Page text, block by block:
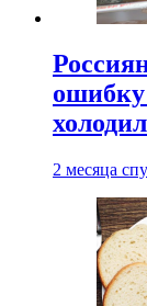
ошибку
2 месяца